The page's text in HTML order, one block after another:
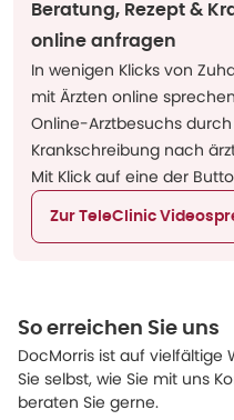
Beratung, Rezept &
online anfragen
In wenigen Klicks von
mit Ärzten online
Online-Arztbesuchs
Krankschreibung nach
Mit Klick auf eine der
Zur TeleClinic
So erreichen Sie uns
DocMorris ist auf vielfältige
Sie selbst, wie Sie mit uns
beraten Sie gerne.